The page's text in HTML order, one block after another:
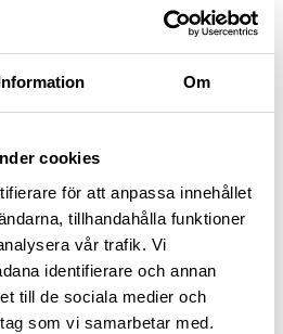
Om
cookies
för att anpassa innehållet
tillhandahålla funktioner
vår trafik. Vi
identifierare och annan
till de sociala medier och
som vi samarbetar med.
köpte även